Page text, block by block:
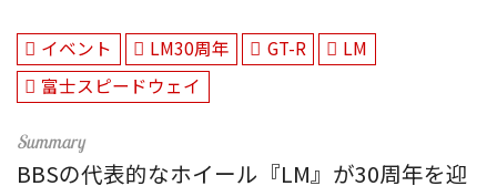
イベント LM30周年 GT-R
LM
富士スピードウェイ
BBSの代表的なホイール『LM』が30周年を迎